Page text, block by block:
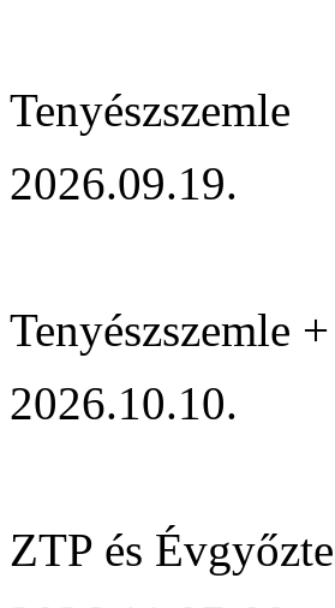
Tenyészszemle
2026.09.19.
Tenyészszemle
2026.10.10.
ZTP és